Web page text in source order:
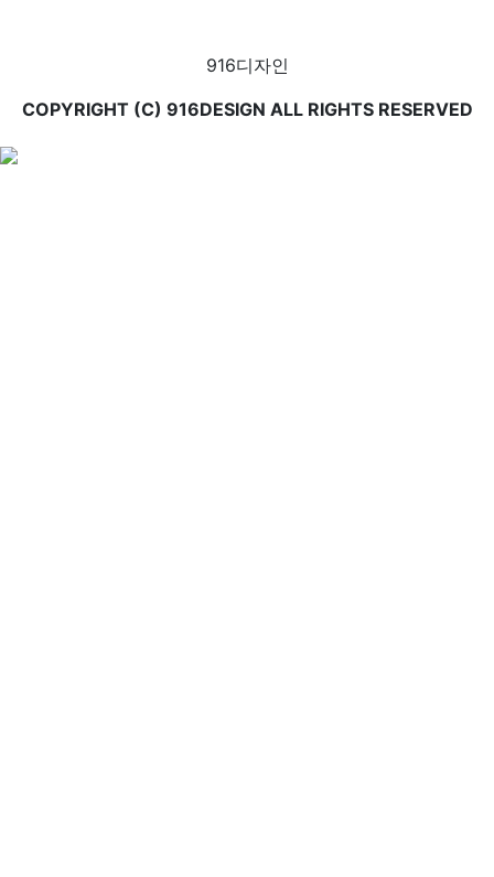
916디자인
COPYRIGHT (C) 916DESIGN ALL RIGHTS RESERVED